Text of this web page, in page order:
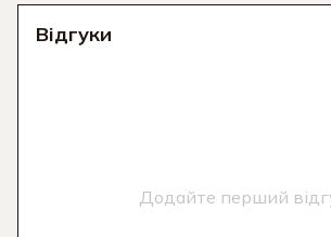
Відгуки
Додайте перший